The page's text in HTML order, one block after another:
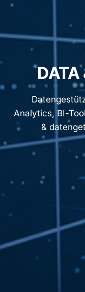
Analytics, BI-
&